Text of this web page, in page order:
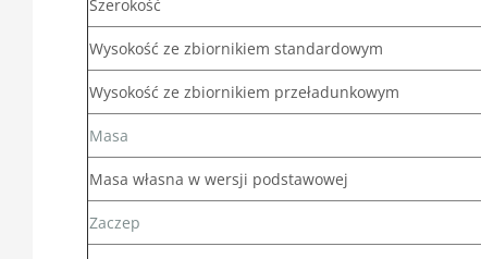
Szerokość
Wysokość ze zbiornikiem standardowym
Wysokość ze zbiornikiem przeładunkowym
Masa
Masa własna w wersji podstawowej
Zaczep